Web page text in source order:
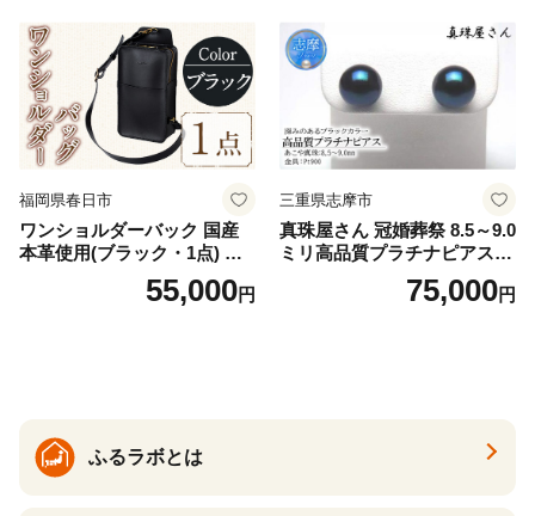
福岡県春日市
ワンショルダーバック 国産
本革使用(ブラック・1点) 鞄
バック バッグ カバン レザー
国産 日本製 牛革 黒 革 革製
55,000円
三重県志摩市
真珠屋さん 冠婚葬祭 8.5～9.0
ミリ高品質プラチナピアス P
t900 志摩産アコヤ真珠 ブラ
ックパール 黒真珠75,000円
ふるラボとは